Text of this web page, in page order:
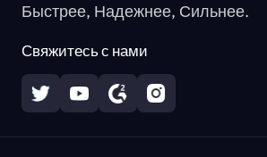
Быстрее, Надежнее, Сильнее.
Свяжитесь с нами